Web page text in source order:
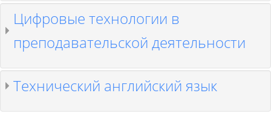
Цифровые технологии в
преподавательской деятельности
Технический английский язык